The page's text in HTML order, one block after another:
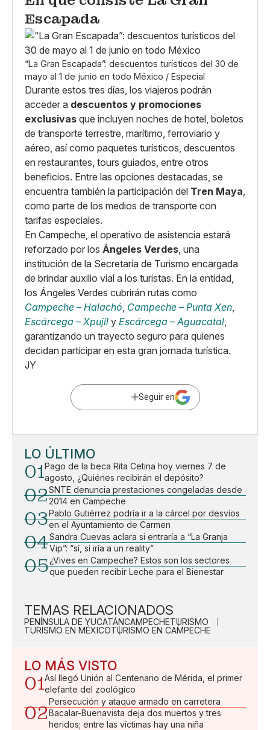
Escapada
“La Gran Escapada”: descuentos turísticos del 30 de
mayo al 1 de junio en todo México / Especial
Durante estos tres días, los viajeros podrán
acceder a descuentos y promociones
exclusivas que incluyen noches de hotel, boletos
de transporte terrestre, marítimo, ferroviario y
aéreo, así como paquetes turísticos, descuentos
en restaurantes, tours guiados, entre otros
beneficios. Entre las opciones destacadas, se
encuentra también la participación del Tren Maya
como parte de los medios de transporte con
tarifas especiales.
En Campeche, el operativo de asistencia estará
reforzado por los Ángeles Verdes , una
institución de la Secretaría de Turismo encargada
de brindar auxilio vial a los turistas. En la entidad,
los Ángeles Verdes cubrirán rutas como
Campeche – Halachó Campeche – Punta Xen
Escárcega – Xpujil y Escárcega – Aguacatal
garantizando un trayecto seguro para quienes
decidan participar en esta gran jornada turística.
JY
Seguir en
LO ÚLTIMO
01Pago de la beca Rita Cetina hoy viernes 7 de
agosto, ¿Quiénes recibirán el depósito?
02SNTE denuncia prestaciones congeladas desde
2014 en Campeche
03Pablo Gutiérrez podría ir a la cárcel por desvíos
en el Ayuntamiento de Carmen
04Sandra Cuevas aclara si entraría a “La Granja
Vip”: “sí, sí iría a un reality”
05¿Vives en Campeche? Estos son los sectores
que pueden recibir Leche para el Bienestar
TEMAS RELACIONADOS
PENÍNSULA DE YUCATÁNCAMPECHETURISMO
TURISMO EN MÉXICOTURISMO EN CAMPECHE
LO MÁS VISTO
01Así llegó Unión al Centenario de Mérida, el primer
elefante del zoológico
02
Persecución y ataque armado en carretera
Bacalar-Buenavista deja dos muertos y tres
heridos; entre las víctimas hay una niña